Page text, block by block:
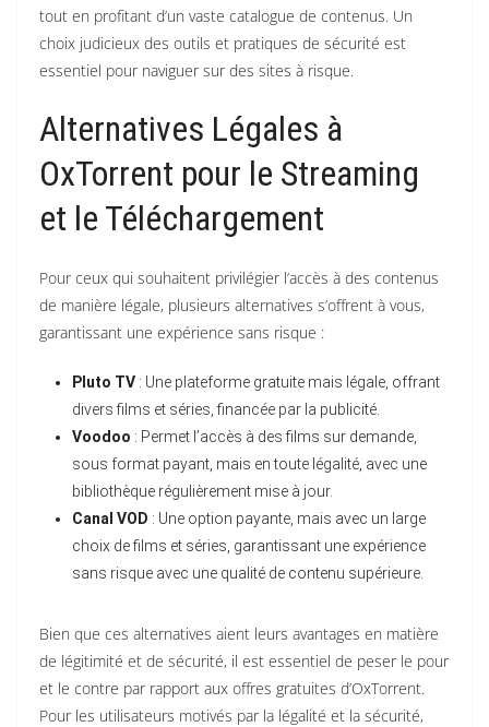
tout en profitant d’un vaste catalogue de contenus. Un
choix judicieux des outils et pratiques de sécurité est
essentiel pour naviguer sur des sites à risque.
Alternatives Légales à
OxTorrent pour le Streaming
et le Téléchargement
Pour ceux qui souhaitent privilégier l’accès à des contenus
de manière légale, plusieurs alternatives s’offrent à vous,
garantissant une expérience sans risque :
Pluto TV : Une plateforme gratuite mais légale, offrant
divers films et séries, financée par la publicité.
Voodoo : Permet l’accès à des films sur demande,
sous format payant, mais en toute légalité, avec une
bibliothèque régulièrement mise à jour.
Canal VOD : Une option payante, mais avec un large
choix de films et séries, garantissant une expérience
sans risque avec une qualité de contenu supérieure.
Bien que ces alternatives aient leurs avantages en matière
de légitimité et de sécurité, il est essentiel de peser le pour
et le contre par rapport aux offres gratuites d’OxTorrent.
Pour les utilisateurs motivés par la légalité et la sécurité,